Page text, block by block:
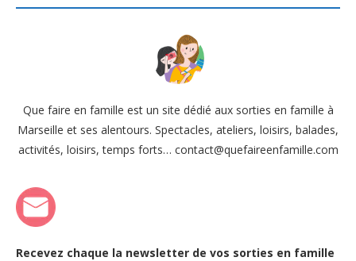
Que faire en famille est un site dédié aux sorties en famille à
Marseille et ses alentours. Spectacles, ateliers, loisirs, balades,
activités, loisirs, temps forts… contact@quefaireenfamille.com
Recevez chaque la newsletter de vos sorties en famille